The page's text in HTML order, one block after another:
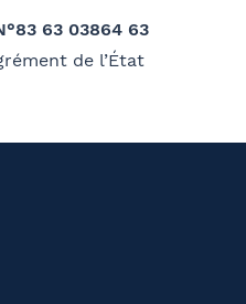
63 03864 63
de l’État